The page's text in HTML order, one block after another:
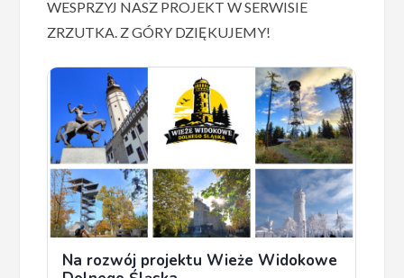
WESPRZYJ NASZ PROJEKT W SERWISIE
ZRZUTKA. Z GÓRY DZIĘKUJEMY!